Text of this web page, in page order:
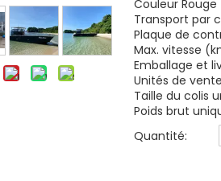
Couleur Rouge
Transport par
Plaque de
Max. vitesse
Emballage et
Unités de
Taille du colis
Poids brut
Quantité: